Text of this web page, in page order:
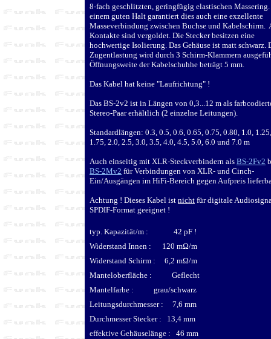
8-fach geschlitzten, geringfügig elastischen Massering.
einem guten Halt garantiert dies auch eine exzellente
Masseverbindung zwischen Buchse und Kabelschirm.
Kontakte sind vergoldet. Die Stecker besitzen eine
hochwertige Isolierung. Das Gehäuse ist matt schwarz.
Zugentlastung wird durch 3 Schirm-Klammern
Öffnungsweite der Kabelschuhhe beträgt 5 mm.
Das Kabel hat keine "Laufrichtung" !
Das BS-2v2 ist in Längen von 0,3...12 m als
Stereo-Paar erhältlich (2 einzelne Leitungen).
Standardlängen: 0.3, 0.5, 0.6, 0.65, 0.75, 0.80, 1.0,
1.75, 2.0, 2.5, 3.0, 3.5, 4.0, 4.5, 5.0, 6.0 und 7.0 m
Auch einseitig mit XLR-Steckverbindern als BS-2Fv2
BS-2Mv2 für Verbindungen von XLR- und Cinch-
Ein/Ausgängen im HiFi-Bereich gegen Aufpreis
Achtung ! Dieses Kabel ist nicht für digitale
SPDIF-Format geeignet !
typ. Kapazität/m : 42 pF !
Widerstand Innen : 120 mΩ/m
Widerstand Schirm : 6,2 mΩ/m
Manteloberfläche : Geflecht
Mantelfarbe : grau/schwarz
Leitungsdurchmesser : 7,6 mm
Durchmesser Stecker : 13,4 mm
effektive Gehäuselänge : 46 mm